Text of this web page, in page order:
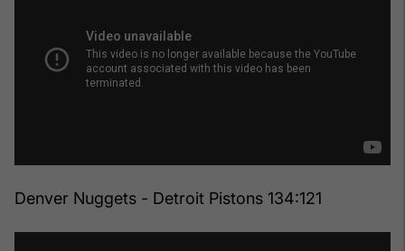
Denver Nuggets - Detroit Pistons 134:121